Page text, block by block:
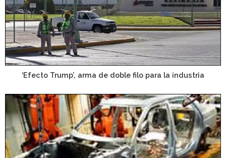
‘Efecto Trump’, arma de doble filo para la industria